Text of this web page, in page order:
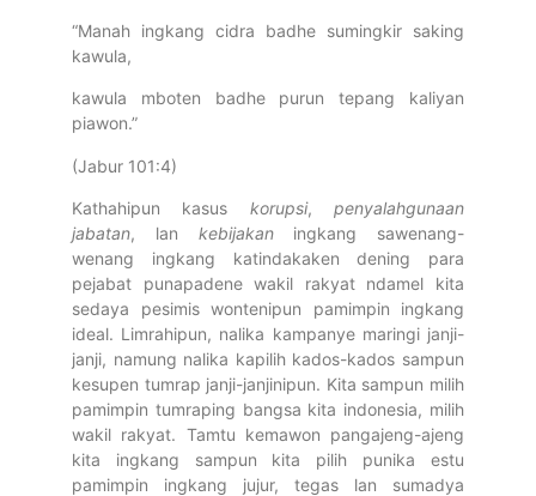
“Manah ingkang cidra badhe sumingkir saking
kawula,
kawula mboten badhe purun tepang kaliyan
piawon.”
(Jabur 101:4)
Kathahipun kasus korupsi,penyalahgunaan
jabatan, lan kebijakaningkang sawenang-
wenang ingkang katindakaken dening para
pejabat punapadene wakil rakyat ndamel kita
sedaya pesimis wontenipun pamimpin ingkang
ideal. Limrahipun, nalika kampanye maringi janji-
janji, namung nalika kapilih kados-kados sampun
kesupen tumrap janji-janjinipun. Kita sampun milih
pamimpin tumraping bangsa kita indonesia, milih
wakil rakyat. Tamtu kemawon pangajeng-ajeng
kita ingkang sampun kita pilih punika estu
pamimpin ingkang jujur, tegas lan sumadya